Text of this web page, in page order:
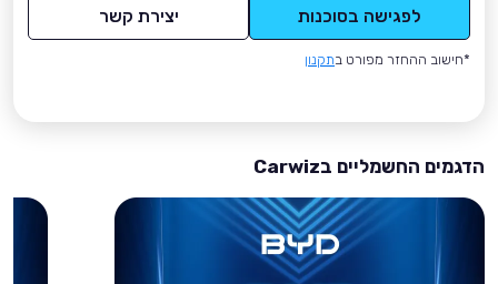
לפגישה בסוכנות יצירת קשר
*חישוב ההחזר מפורט בתקנון
הדגמים החשמליים בCarwiz